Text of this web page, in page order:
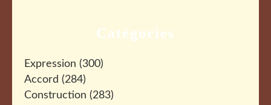
Catégories
Expression (300)
Accord (284)
Construction (283)